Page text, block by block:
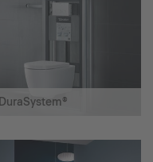
DuraSystem®